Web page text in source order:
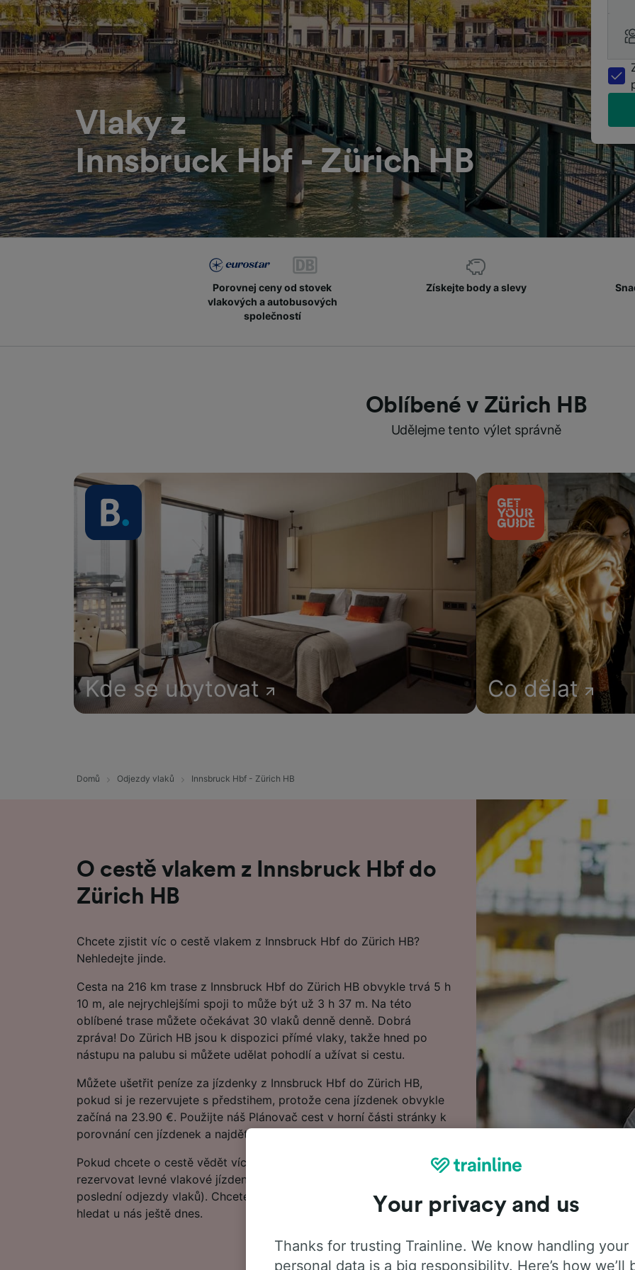
Vlaky z
Innsbruck Hbf - Zürich HB
Porovnej ceny od stovek
vlakových a autobusových
společností
Získejte body a slevy
Oblíbené v Zürich HB
Udělejme tento výlet správně
Kde se ubytovat Co dělat
Domů Odjezdy vlaků Innsbruck Hbf - Zürich HB
O cestě vlakem z Innsbruck Hbf do
Zürich HB
Chcete zjistit víc o cestě vlakem z Innsbruck Hbf do Zürich HB?
Nehledejte jinde.
Cesta na 216 km trase z Innsbruck Hbf do Zürich HB obvykle trvá 5 h
10 m, ale nejrychlejšími spoji to může být už 3 h 37 m. Na této
oblíbené trase můžete očekávat 30 vlaků denně denně. Dobrá
zpráva! Do Zürich HB jsou k dispozici přímé vlaky, takže hned po
nástupu na palubu si můžete udělat pohodlí a užívat si cestu.
Můžete ušetřit peníze za jízdenky z Innsbruck Hbf do Zürich HB,
pokud si je rezervujete s předstihem, protože cena jízdenek obvykle
začíná na 23.90 €. Použijte náš Plánovač cest v horní části stránky k
porovnání cen jízdenek a najděte to nejnižší jízdné.
Pokud chcete o cestě vědět více, podívejte se na jízdní řády, tipy, jak
rezervovat levné vlakové jízdenky, často kladené otázky a první a
poslední odjezdy vlaků). Chcete přejít přímo k rezervaci? Začněte
hledat u nás ještě dnes.
Your privacy and us
Thanks for trusting Trainline. We know handling your
personal data is a big responsibility. Here’s how we’ll